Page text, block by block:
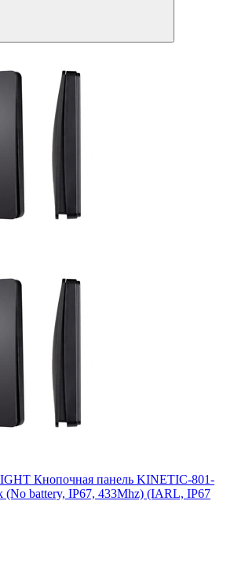
Кнопочная панель KINETIC-801-
(No battery, IP67, 433Mhz) (IARL, IP67